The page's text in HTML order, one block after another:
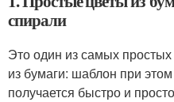
спирали
Это один из самых
из бумаги: шаблон при
получается быстро и